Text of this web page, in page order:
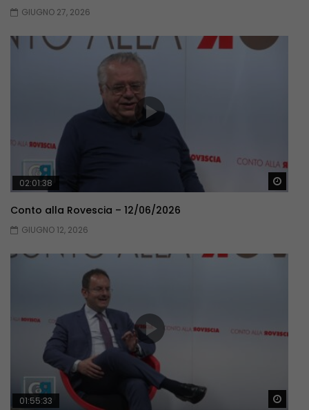
GIUGNO 27, 2026
02:01:38
Conto alla Rovescia – 12/06/2026
GIUGNO 12, 2026
01:55:33